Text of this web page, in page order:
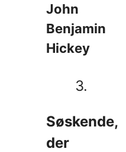
John
Benjamin
Hickey
3.
Søskende,
der